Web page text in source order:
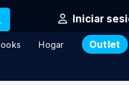
Iniciar
Hogar Outlet